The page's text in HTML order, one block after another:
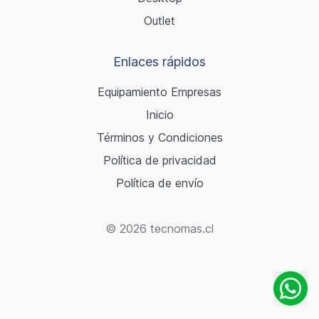
Outlet
Enlaces rápidos
Equipamiento Empresas
Inicio
Términos y Condiciones
Política de privacidad
Política de envío
© 2026 tecnomas.cl